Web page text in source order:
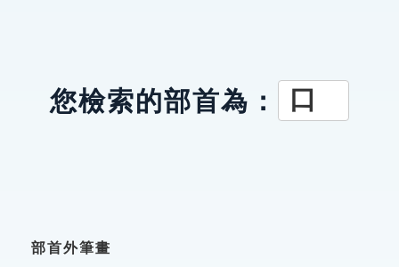
成語故事
您檢索的部首為： 口
部首外筆畫